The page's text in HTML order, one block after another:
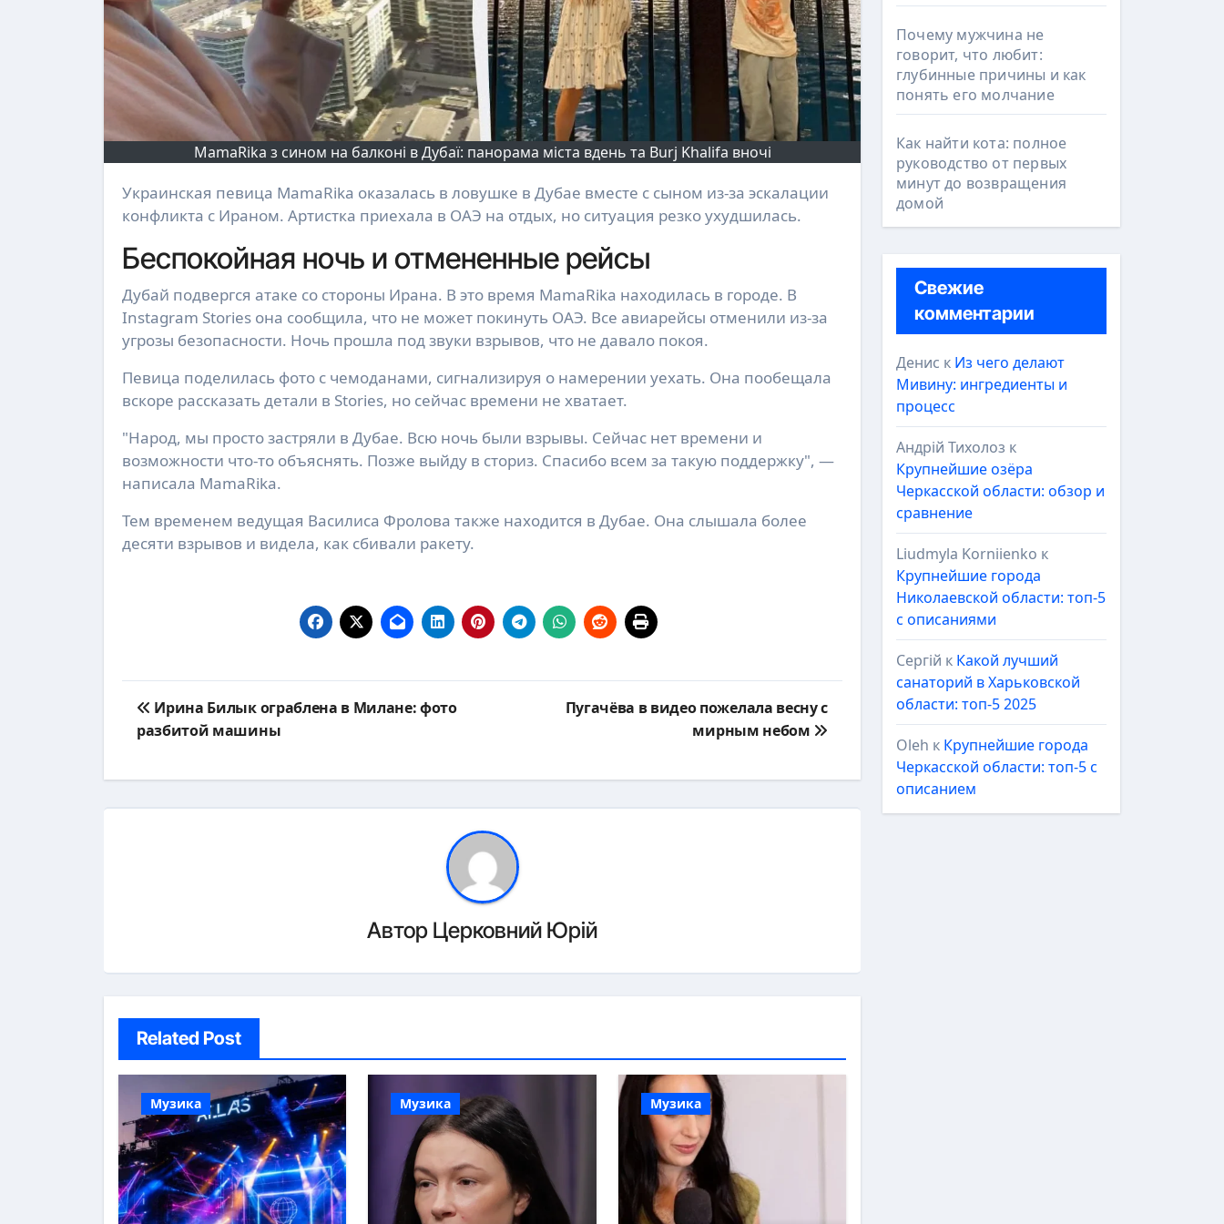
MamaRika з сином на балконі в Дубаї: панорама міста вдень та Burj Khalifa вночі
Украинская певица MamaRika оказалась в ловушке в Дубае вместе с сыном из-за эскалации
конфликта с Ираном. Артистка приехала в ОАЭ на отдых, но ситуация резко ухудшилась.
Беспокойная ночь и отмененные рейсы
Дубай подвергся атаке со стороны Ирана. В это время MamaRika находилась в городе. В
Instagram Stories она сообщила, что не может покинуть ОАЭ. Все авиарейсы отменили из-за
угрозы безопасности. Ночь прошла под звуки взрывов, что не давало покоя.
Певица поделилась фото с чемоданами, сигнализируя о намерении уехать. Она пообещала
вскоре рассказать детали в Stories, но сейчас времени не хватает.
"Народ, мы просто застряли в Дубае. Всю ночь были взрывы. Сейчас нет времени и
возможности что-то объяснять. Позже выйду в сториз. Спасибо всем за такую поддержку", —
написала MamaRika.
Тем временем ведущая Василиса Фролова также находится в Дубае. Она слышала более
десяти взрывов и видела, как сбивали ракету.
Навигация
по
Ирина Билык ограблена в Милане: фото
разбитой машины
Пугачёва в видео пожелала весну с
мирным небом
Автор Церковний Юрій
Related Post
Музика Музика Музика
Почему мужчина не
говорит, что любит:
глубинные причины и как
понять его молчание
Как найти кота: полное
руководство от первых
минут до возвращения
домой
Свежие
комментарии
Денис к Из чего делают
Мивину: ингредиенты и
процесс
Андрій Тихолоз к
Крупнейшие озёра
Черкасской области: обзор и
сравнение
Liudmyla Korniienko к
Крупнейшие города
Николаевской области: топ-5
с описаниями
Сергій к Какой лучший
санаторий в Харьковской
области: топ-5 2025
Oleh к Крупнейшие города
Черкасской области: топ-5 с
описанием